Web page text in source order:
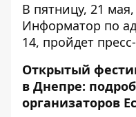
В пятницу, 21
Информатор по
14, пройдет
Открытый
в Днепре:
организаторов